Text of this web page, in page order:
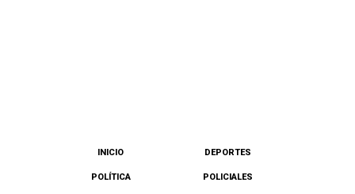
INICIO DEPORTES
POLÍTICA POLICIALES